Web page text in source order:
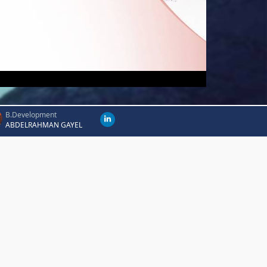
B.Development
ABDELRAHMAN GAYEL